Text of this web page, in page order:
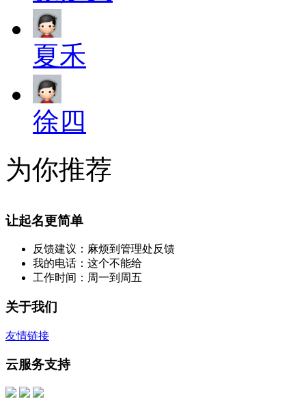
夏禾
徐四
为你推荐
让起名更简单
反馈建议：麻烦到管理处反馈
我的电话：这个不能给
工作时间：周一到周五
关于我们
友情链接
云服务支持